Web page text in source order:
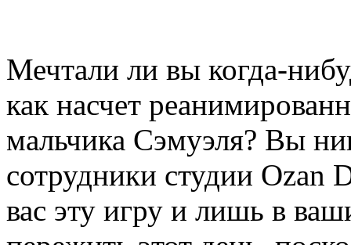
Мечтали ли вы когда-
как насчет
мальчика Сэмуэля? Вы
сотрудники студии Ozan
вас эту игру и лишь в